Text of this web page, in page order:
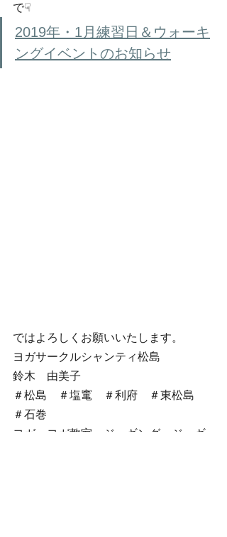
で☟
2019年・1月練習日＆ウォーキ
ングイベントのお知らせ
ではよろしくお願いいたします。
ヨガサークルシャンティ松島
鈴木　由美子
＃松島　＃塩竃　＃利府　＃東松島
＃石巻
ヨガ　ヨガ教室　ジョギング　ジョギ